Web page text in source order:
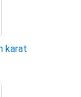
karat